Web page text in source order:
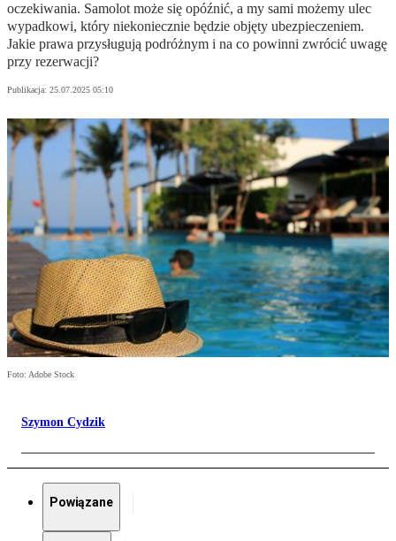
oczekiwania. Samolot może się opóźnić, a my sami możemy ulec
wypadkowi, który niekoniecznie będzie objęty ubezpieczeniem.
Jakie prawa przysługują podróżnym i na co powinni zwrócić uwagę
przy rezerwacji?
Publikacja: 25.07.2025 05:10
Foto: Adobe Stock
Szymon Cydzik
Powiązane